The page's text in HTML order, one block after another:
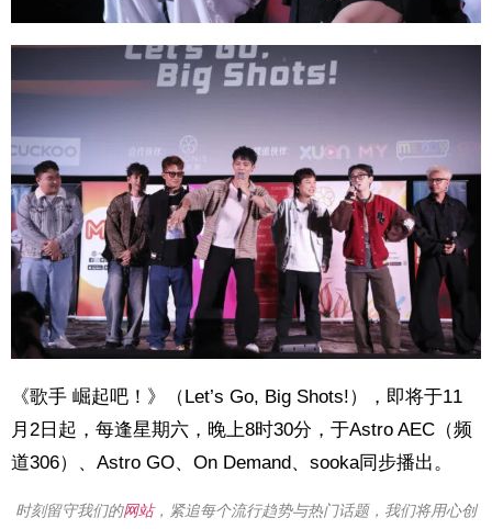
《歌手 崛起吧！》（Let’s Go, Big Shots!），即将于11
月2日起，每逢星期六，晚上8时30分，于Astro AEC（频
道306）、Astro GO、On Demand、sooka同步播出。
时刻留守我们的网站，紧追每个流行趋势与热门话题，我们将用心创